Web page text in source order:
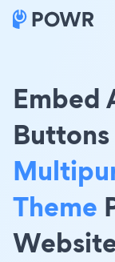
Embed
Buttons
Theme